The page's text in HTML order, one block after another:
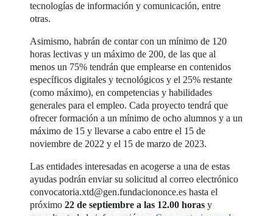
tecnologías de información y comunicación, entre
otras.
Asimismo, habrán de contar con un mínimo de 120
horas lectivas y un máximo de 200, de las que al
menos un 75% tendrán que emplearse en contenidos
específicos digitales y tecnológicos y el 25% restante
(como máximo), en competencias y habilidades
generales para el empleo. Cada proyecto tendrá que
ofrecer formación a un mínimo de ocho alumnos y a un
máximo de 15 y llevarse a cabo entre el 15 de
noviembre de 2022 y el 15 de marzo de 2023.
Las entidades interesadas en acogerse a una de estas
ayudas podrán enviar su solicitud al correo electrónico
convocatoria.xtd@gen.fundaciononce.es hasta el
próximo22 de septiembre a las 12.00 horas y